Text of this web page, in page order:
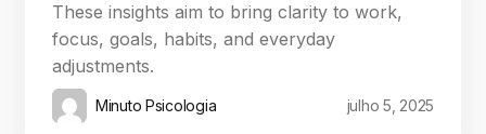
These insights aim to bring clarity to work,
focus, goals, habits, and everyday
adjustments.
Minuto Psicologia julho 5, 2025